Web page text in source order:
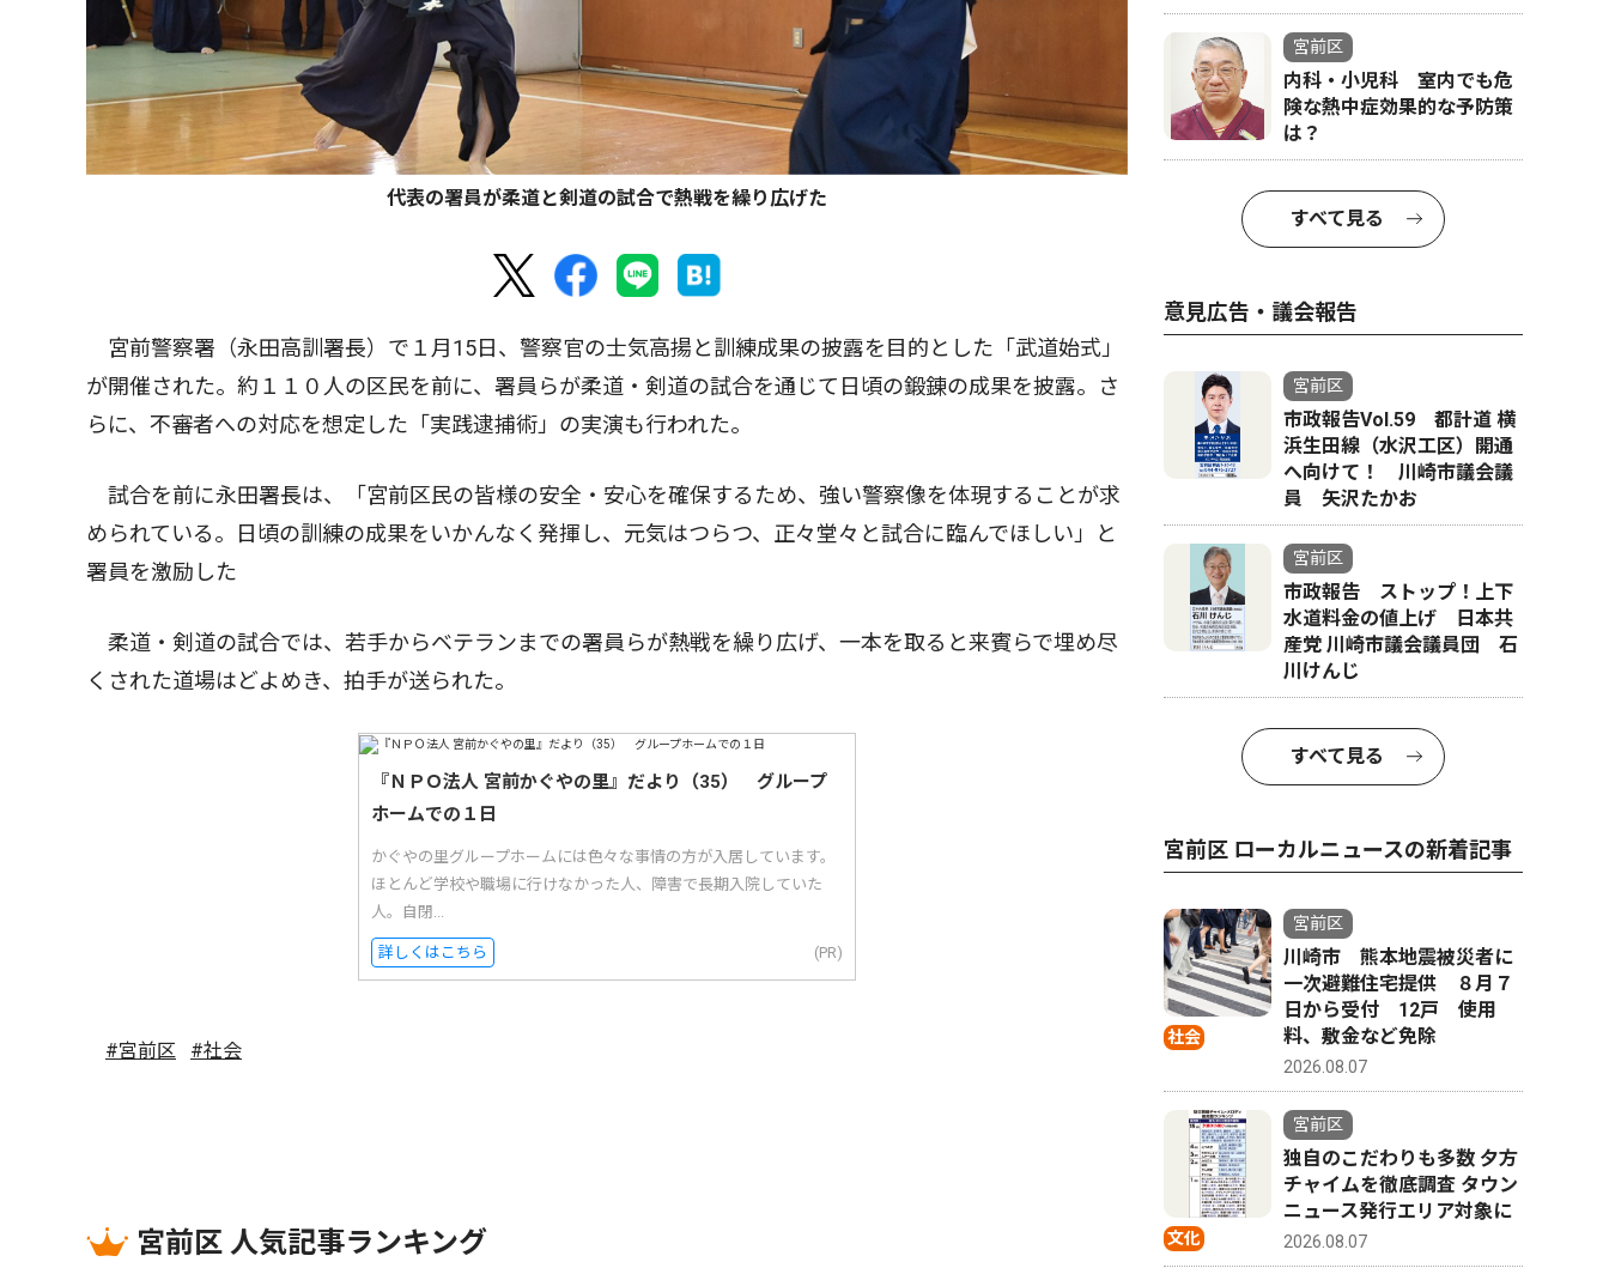
代表の署員が柔道と剣道の試合で熱戦を繰り広げた
宮前警察署（永田高訓署長）で１月15日、警察官の士気高揚と訓練成果の披露を目的とした「武道始式」
が開催された。約１１０人の区民を前に、署員らが柔道・剣道の試合を通じて日頃の鍛錬の成果を披露。さ
らに、不審者への対応を想定した「実践逮捕術」の実演も行われた。
試合を前に永田署長は、「宮前区民の皆様の安全・安心を確保するため、強い警察像を体現することが求
められている。日頃の訓練の成果をいかんなく発揮し、元気はつらつ、正々堂々と試合に臨んでほしい」と
署員を激励した
柔道・剣道の試合では、若手からベテランまでの署員らが熱戦を繰り広げ、一本を取ると来賓らで埋め尽
くされた道場はどよめき、拍手が送られた。
『ＮＰＯ法人 宮前かぐやの里』だより（35） グループ
ホームでの１日
かぐやの里グループホームには色々な事情の方が入居しています。
ほとんど学校や職場に行けなかった人、障害で長期入院していた
人。自閉...
詳しくはこちら (PR)
#宮前区 #社会
宮前区 人気記事ランキング
宮前区
内科・小児科 室内でも危
険な熱中症効果的な予防策
は？
すべて見る
意見広告・議会報告
宮前区
市政報告Vol.59 都計道 横
浜生田線（水沢工区）開通
へ向けて！ 川崎市議会議
員 矢沢たかお
宮前区
市政報告 ストップ！上下
水道料金の値上げ 日本共
産党 川崎市議会議員団 石
川けんじ
すべて見る
宮前区 ローカルニュースの新着記事
社会
宮前区
川崎市 熊本地震被災者に
一次避難住宅提供 ８月７
日から受付 12戸 使用
料、敷金など免除
2026.08.07
文化
宮前区
独自のこだわりも多数 夕方
チャイムを徹底調査 タウン
ニュース発行エリア対象に
2026.08.07